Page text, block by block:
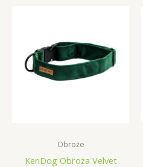
Obroże
KenDog Obroża Velvet